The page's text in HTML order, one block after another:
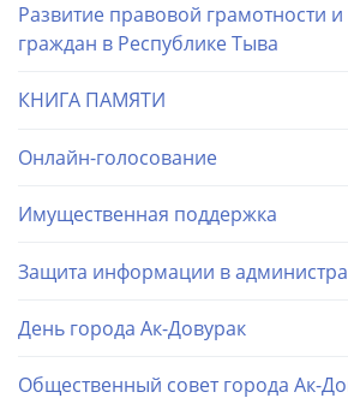
Развитие правовой грамотности
граждан в Республике Тыва
КНИГА ПАМЯТИ
Онлайн-голосование
Имущественная поддержка
Защита информации в
День города Ак-Довурак
Общественный совет города Ак-